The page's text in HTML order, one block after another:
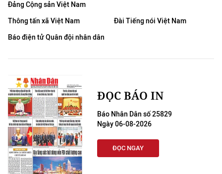
Đảng Cộng sản Việt Nam
Thông tấn xã Việt Nam
Đài Tiếng nói Việt Nam
Báo điện tử Quân đội nhân dân
ĐỌC BÁO IN
Báo Nhân Dân số 25829
Ngày 06-08-2026
ĐỌC NGAY